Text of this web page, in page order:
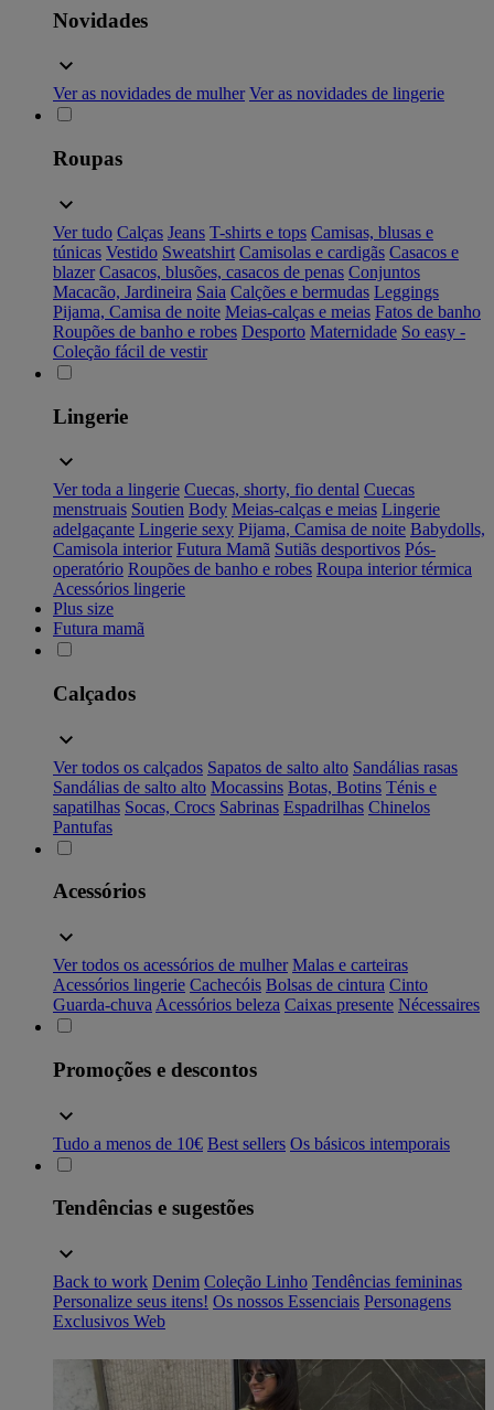
Novidades
Ver as novidades de mulher Ver as novidades de lingerie
Roupas
Ver tudo Calças Jeans T-shirts e tops Camisas, blusas e
túnicas Vestido Sweatshirt Camisolas e cardigãs Casacos e
blazer Casacos, blusões, casacos de penas Conjuntos
Macacão, Jardineira Saia Calções e bermudas Leggings
Pijama, Camisa de noite Meias-calças e meias Fatos de banho
Roupões de banho e robes Desporto Maternidade So easy -
Coleção fácil de vestir
Lingerie
Ver toda a lingerie Cuecas, shorty, fio dental Cuecas
menstruais Soutien Body Meias-calças e meias Lingerie
adelgaçante Lingerie sexy Pijama, Camisa de noite Babydolls,
Camisola interior Futura Mamã Sutiãs desportivos Pós-
operatório Roupões de banho e robes Roupa interior térmica
Acessórios lingerie
Plus size
Futura mamã
Calçados
Ver todos os calçados Sapatos de salto alto Sandálias rasas
Sandálias de salto alto Mocassins Botas, Botins Ténis e
sapatilhas Socas, Crocs Sabrinas Espadrilhas Chinelos
Pantufas
Acessórios
Ver todos os acessórios de mulher Malas e carteiras
Acessórios lingerie Cachecóis Bolsas de cintura Cinto
Guarda-chuva Acessórios beleza Caixas presente Nécessaires
Promoções e descontos
Tudo a menos de 10€ Best sellers Os básicos intemporais
Tendências e sugestões
Back to work Denim Coleção Linho Tendências femininas
Personalize seus itens! Os nossos Essenciais Personagens
Exclusivos Web